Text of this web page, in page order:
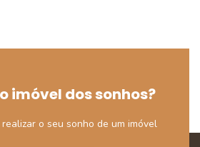
imóvel dos sonhos?
o seu sonho de um imóvel